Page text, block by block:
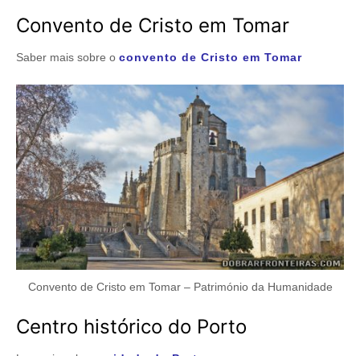
Convento de Cristo em Tomar
Saber mais sobre o convento de Cristo em Tomar
Convento de Cristo em Tomar – Património da Humanidade
Centro histórico do Porto